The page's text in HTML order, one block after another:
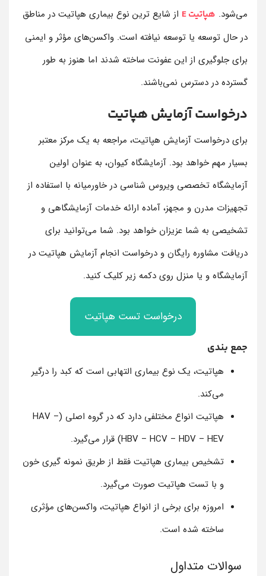
می‌شود. هپاتیت E
از شایع ترین نوع بیماری هپاتیت در مناطق
در حال توسعه یا توسعه نیافته است. واکسن‌های مؤثر و ایمنی
برای جلوگیری از این عفونت ساخته شدند اما هنوز به طور
گسترده در دسترس نمی‌باشند.
درخواست آزمایش هپاتیت
برای درخواست آزمایش هپاتیت، مراجعه به یک مرکز معتبر
بسیار مهم خواهد بود. آزمایشگاه کیوان، به عنوان اولین
آزمایشگاه تخصصی ویروس شناسی در خاورمیانه با استفاده از
تجهیزات مدرن و مجهز، آماده ارائه خدمات آزمایشگاهی و
تشخیصی به شما عزیزان خواهد بود. شما می‌توانید برای
دریافت مشاوره رایگان و درخواست انجام آزمایش هپاتیت در
آزمایشگاه و یا منزل روی دکمه زیر کلیک کنید.
درخواست تست هپاتیت
جمع بندی
هپاتیت، یک نوع بیماری التهابی است که کبد را درگیر
می‌کند.
هپاتیت انواع مختلفی دارد که در گروه اصلی (HAV –
HBV – HCV – HDV – HEV) قرار می‌گیرد.
تشخیص بیماری هپاتیت فقط از طریق نمونه گیری خون
و با تست هپاتیت صورت می‌گیرد.
امروزه برای برخی از انواع هپاتیت، واکسن‌های مؤثری
ساخته شده است.